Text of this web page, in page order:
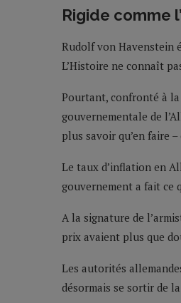
Rigide comme
Rudolf von Havenstein
L’Histoire ne connaît
Pourtant, confronté à
gouvernementale de
plus savoir qu’en faire
Le taux d’inflation en
gouvernement a fait ce
A la signature de
prix avaient plus que
Les autorités
désormais se sortir de